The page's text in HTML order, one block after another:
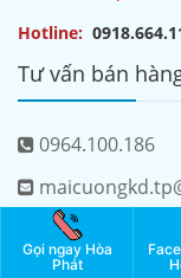
Hotline:
Tư vấn bán
0964.100.186
Chúng tôi trên
Gọi ngay Hòa
Phát